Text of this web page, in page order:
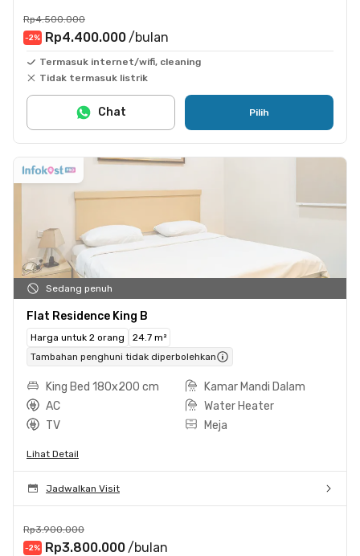
Rp4.500.000
-2% Rp4.400.000 /bulan
Termasuk internet/wifi, cleaning
Tidak termasuk listrik
Pilih
Chat
Sedang penuh
Flat Residence King B
Harga untuk 2 orang
24.7 m²
Tambahan penghuni tidak diperbolehkan
King Bed 180x200 cm
Kamar Mandi Dalam
AC
Water Heater
TV
Meja
Lihat Detail
Jadwalkan Visit
Rp3.900.000
-2% Rp3.800.000 /bulan